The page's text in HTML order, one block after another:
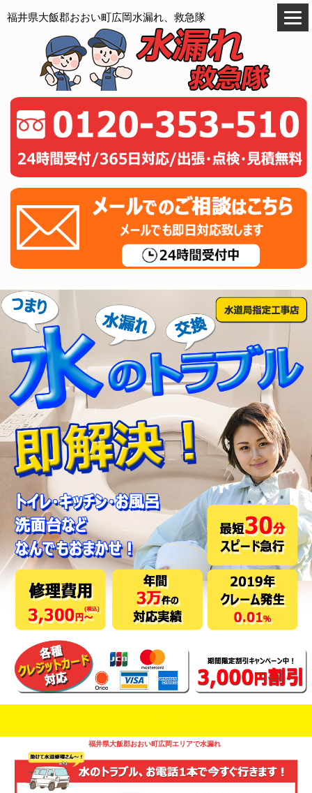
福井県大飯郡おおい町広岡水漏れ、救急隊
福井県大飯郡おおい町広岡エリアで水漏れ